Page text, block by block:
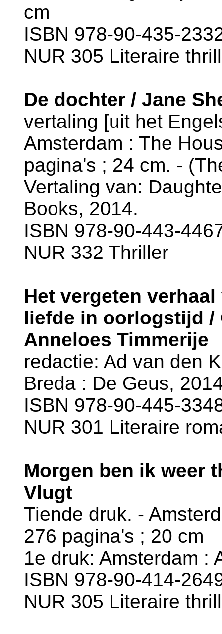
cm
ISBN 978-90-435-
NUR 305 Literaire
De dochter / Jane
vertaling [uit het
Amsterdam : The
pagina's ; 24 cm. -
Vertaling van:
Books, 2014.
ISBN 978-90-443-
NUR 332 Thriller
Het vergeten
liefde in oorlogstijd /
Anneloes Timmerije
redactie: Ad van den
Breda : De Geus,
ISBN 978-90-445-
NUR 301 Literaire
Morgen ben ik weer
Vlugt
Tiende druk. -
276 pagina's ; 20 cm
1e druk: Amsterdam :
ISBN 978-90-414-
NUR 305 Literaire